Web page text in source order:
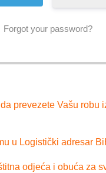
Forgot your password?
prevezete Vašu robu
u Logistički adresar
odjeća i obuća za